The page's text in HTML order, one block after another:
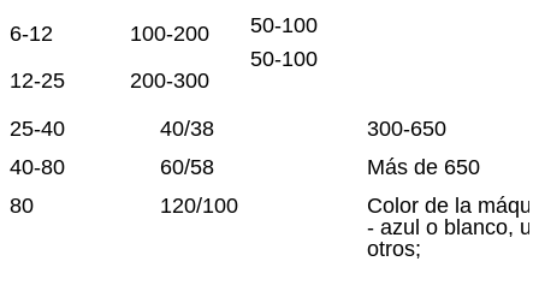
50-100
50-100
6-12
100-200
12-25
200-300
25-40
40/38
300-650
40-80
60/58
Más de 650
80
120/100
Color de la
- azul o blanco, u
otros;